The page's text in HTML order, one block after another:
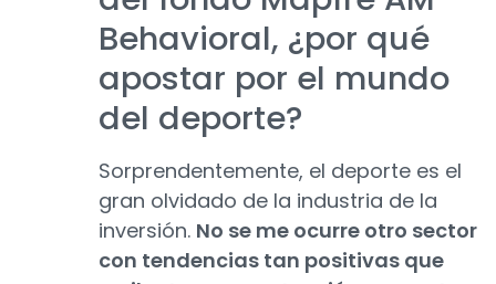
Behavioral, ¿por qué
apostar por el mundo
del deporte?
Sorprendentemente, el deporte es el
gran olvidado de la industria de la
inversión. No se me ocurre otro sector
con tendencias tan positivas que